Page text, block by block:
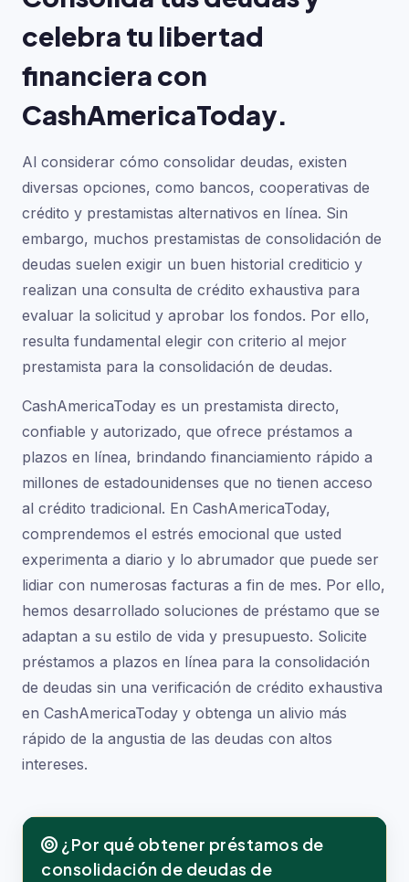
celebra tu libertad
financiera con
CashAmericaToday.
Al considerar cómo consolidar deudas, existen
diversas opciones, como bancos, cooperativas de
crédito y prestamistas alternativos en línea. Sin
embargo, muchos prestamistas de consolidación de
deudas suelen exigir un buen historial crediticio y
realizan una consulta de crédito exhaustiva para
evaluar la solicitud y aprobar los fondos. Por ello,
resulta fundamental elegir con criterio al mejor
prestamista para la consolidación de deudas.
CashAmericaToday es un prestamista directo,
confiable y autorizado, que ofrece préstamos a
plazos en línea, brindando financiamiento rápido a
millones de estadounidenses que no tienen acceso
al crédito tradicional. En CashAmericaToday,
comprendemos el estrés emocional que usted
experimenta a diario y lo abrumador que puede ser
lidiar con numerosas facturas a fin de mes. Por ello,
hemos desarrollado soluciones de préstamo que se
adaptan a su estilo de vida y presupuesto. Solicite
préstamos a plazos en línea para la consolidación
de deudas sin una verificación de crédito exhaustiva
en CashAmericaToday y obtenga un alivio más
rápido de la angustia de las deudas con altos
intereses.
¿Por qué obtener préstamos de
consolidación de deudas de